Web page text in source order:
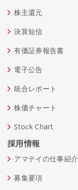
株主還元
決算短信
有価証券報告書
電子公告
統合レポート
株価チャート
Stock Chart
採用情報
アマテイの仕事紹介
募集要項